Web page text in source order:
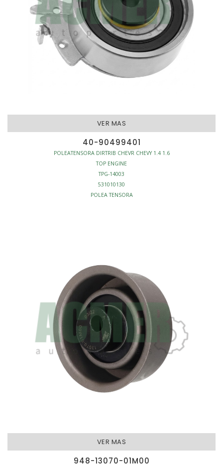
VER MAS
40-90499401
POLEATENSORA DIRTRIB CHEVR CHEVY 1.4 1.6
TOP ENGINE
TPG-14003
531010130
POLEA TENSORA
VER MAS
948-13070-01M00